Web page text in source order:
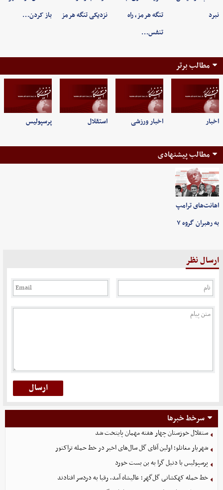
نبرد
تنگه هرمز، راه
تنفس…
نزدیکی تنگه هرمز
باز کردن…
مطالب برتر
اخبار اخبار ورزشی استقلال پرسپولیس
مطالب پیشنهادی
اهانت‌های ترامپ
به رهبران گروه ۷
ارسال نظر
سرخط خبرها
ستقلال خوزستان چهار هفته مهمان پایتخت شد
شهریار مغانلو؛ اولین آقای گل سال‌های اخیر در خط حمله تراکتور
پرسپولیس با دنیل گرا به بن بست خورد
خط حمله کهکشانی گل‌گهر؛ عالیشاه آمد، رقبا به دردسر افتادند